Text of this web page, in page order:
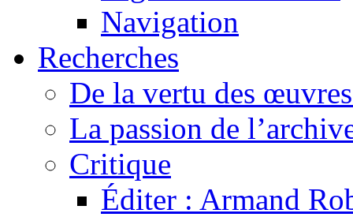
Navigation
Recherches
De la vertu des
La passion de
Critique
Éditer : Armand